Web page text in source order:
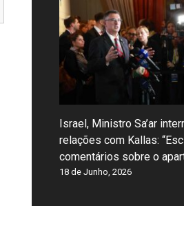
Israel, Ministro Sa’ar
relações com Kallas:
comentários sobre o
18 de Junho, 2026